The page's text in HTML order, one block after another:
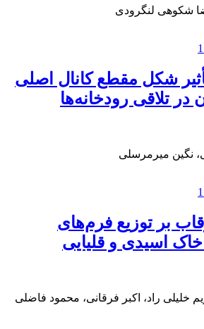
شکوهی لنگرودی
شکل مقطع کانال اصلی
در تلاقی رودخانه‌ها
نگین میرمرسلی
بر توزیع فرم‌های
اسیدی و قلیایی
خلیلی راد، اکبر فرقانی، محمود فاضلی